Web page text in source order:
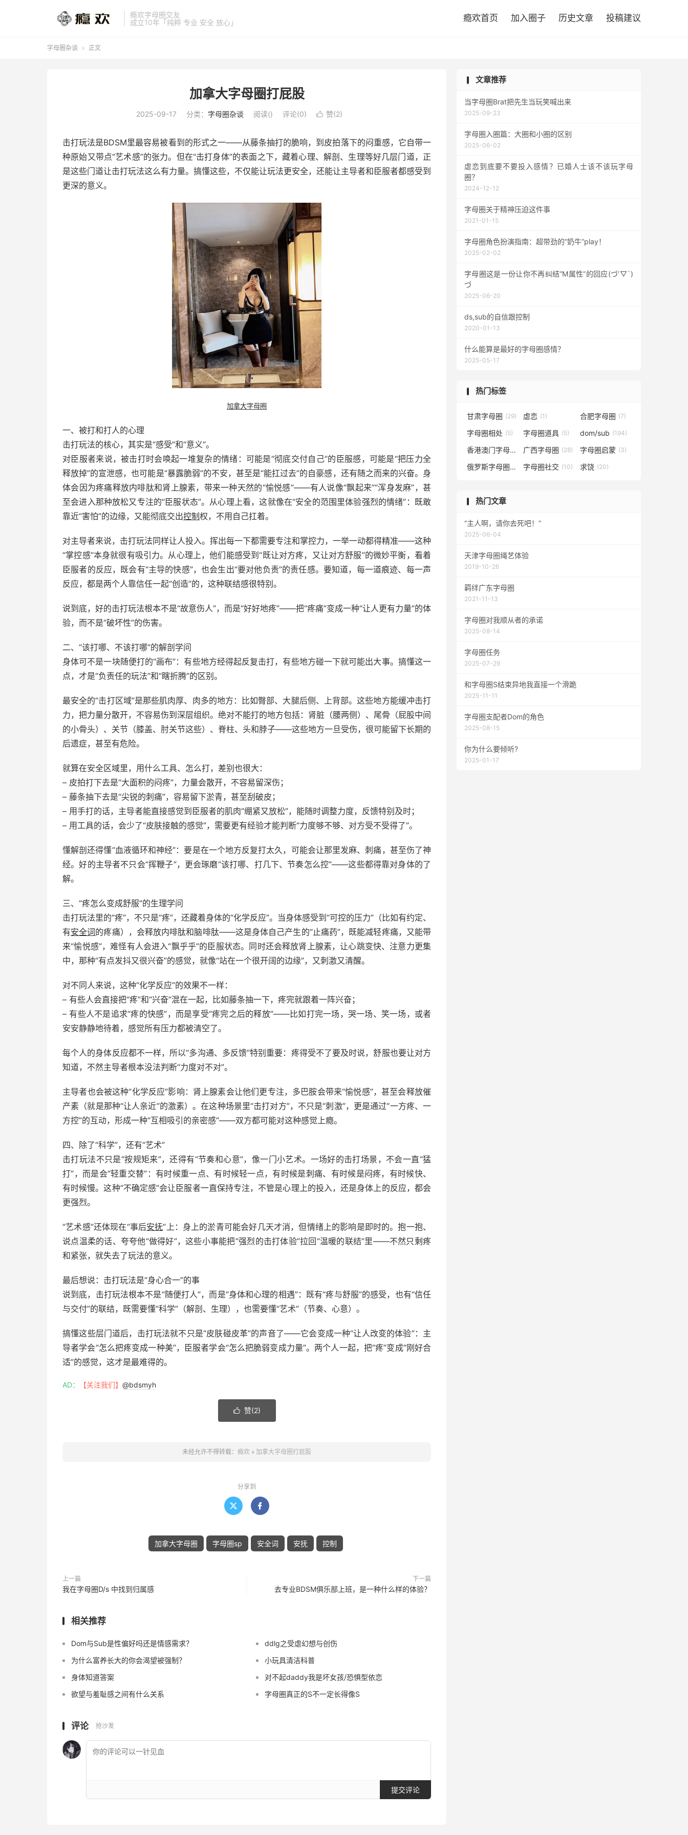
瘾欢字母圈交友
成立10年「纯粹 专业 安全 放心」
瘾欢首页 加入圈子 历史文章 投稿建议
字母圈杂谈  正文
加拿大字母圈打屁股
2025-09-17 分类： 字母圈杂谈 阅读() 评论(0)  赞(2)
击打玩法是BDSM里最容易被看到的形式之一——从藤条抽打的脆响，到皮拍落下的闷重感，它自带一
种原始又带点“艺术感”的张力。但在“击打身体”的表面之下，藏着心理、解剖、生理等好几层门道，正
是这些门道让击打玩法这么有力量。搞懂这些，不仅能让玩法更安全，还能让主导者和臣服者都感受到
更深的意义。
加拿大字母圈
一、被打和打人的心理
击打玩法的核心，其实是“感受”和“意义”。
对臣服者来说，被击打时会唤起一堆复杂的情绪：可能是“彻底交付自己”的臣服感，可能是“把压力全
释放掉”的宣泄感，也可能是“暴露脆弱”的不安，甚至是“能扛过去”的自豪感，还有随之而来的兴奋。身
体会因为疼痛释放内啡肽和肾上腺素，带来一种天然的“愉悦感”——有人说像“飘起来”“浑身发麻”，甚
至会进入那种放松又专注的“臣服状态”。从心理上看，这就像在“安全的范围里体验强烈的情绪”：既敢
靠近“害怕”的边缘，又能彻底交出控制权，不用自己扛着。
对主导者来说，击打玩法同样让人投入。挥出每一下都需要专注和掌控力，一举一动都得精准——这种
“掌控感”本身就很有吸引力。从心理上，他们能感受到“既让对方疼，又让对方舒服”的微妙平衡，看着
臣服者的反应，既会有“主导的快感”，也会生出“要对他负责”的责任感。要知道，每一道痕迹、每一声
反应，都是两个人靠信任一起“创造”的，这种联结感很特别。
说到底，好的击打玩法根本不是“故意伤人”，而是“好好地疼”——把“疼痛”变成一种“让人更有力量”的体
验，而不是“破坏性”的伤害。
二、“该打哪、不该打哪”的解剖学问
身体可不是一块随便打的“画布”：有些地方经得起反复击打，有些地方碰一下就可能出大事。搞懂这一
点，才是“负责任的玩法”和“瞎折腾”的区别。
最安全的“击打区域”是那些肌肉厚、肉多的地方：比如臀部、大腿后侧、上背部。这些地方能缓冲击打
力，把力量分散开，不容易伤到深层组织。绝对不能打的地方包括：肾脏（腰两侧）、尾骨（屁股中间
的小骨头）、关节（膝盖、肘关节这些）、脊柱、头和脖子——这些地方一旦受伤，很可能留下长期的
后遗症，甚至有危险。
就算在安全区域里，用什么工具、怎么打，差别也很大：
– 皮拍打下去是“大面积的闷疼”，力量会散开，不容易留深伤；
– 藤条抽下去是“尖锐的刺痛”，容易留下淤青，甚至刮破皮；
– 用手打的话，主导者能直接感觉到臣服者的肌肉“绷紧又放松”，能随时调整力度，反馈特别及时；
– 用工具的话，会少了“皮肤接触的感觉”，需要更有经验才能判断“力度够不够、对方受不受得了”。
懂解剖还得懂“血液循环和神经”：要是在一个地方反复打太久，可能会让那里发麻、刺痛，甚至伤了神
经。好的主导者不只会“挥鞭子”，更会琢磨“该打哪、打几下、节奏怎么控”——这些都得靠对身体的了
解。
三、“疼怎么变成舒服”的生理学问
击打玩法里的“疼”，不只是“疼”，还藏着身体的“化学反应”。当身体感受到“可控的压力”（比如有约定、
有安全词的疼痛），会释放内啡肽和脑啡肽——这是身体自己产生的“止痛药”，既能减轻疼痛，又能带
来“愉悦感”，难怪有人会进入“飘乎乎”的臣服状态。同时还会释放肾上腺素，让心跳变快、注意力更集
中，那种“有点发抖又很兴奋”的感觉，就像“站在一个很开阔的边缘”，又刺激又清醒。
对不同人来说，这种“化学反应”的效果不一样：
– 有些人会直接把“疼”和“兴奋”混在一起，比如藤条抽一下，疼完就跟着一阵兴奋；
– 有些人不是追求“疼的快感”，而是享受“疼完之后的释放”——比如打完一场，哭一场、笑一场，或者
安安静静地待着，感觉所有压力都被清空了。
每个人的身体反应都不一样，所以“多沟通、多反馈”特别重要：疼得受不了要及时说，舒服也要让对方
知道，不然主导者根本没法判断“力度对不对”。
主导者也会被这种“化学反应”影响：肾上腺素会让他们更专注，多巴胺会带来“愉悦感”，甚至会释放催
产素（就是那种“让人亲近”的激素）。在这种场景里“击打对方”，不只是“刺激”，更是通过“一方疼、一
方控”的互动，形成一种“互相吸引的亲密感”——双方都可能对这种感觉上瘾。
四、除了“科学”，还有“艺术”
击打玩法不只是“按规矩来”，还得有“节奏和心意”，像一门小艺术。一场好的击打场景，不会一直“猛
打”，而是会“轻重交替”：有时候重一点、有时候轻一点，有时候是刺痛、有时候是闷疼，有时候快、
有时候慢。这种“不确定感”会让臣服者一直保持专注，不管是心理上的投入，还是身体上的反应，都会
更强烈。
“艺术感”还体现在“事后安抚”上：身上的淤青可能会好几天才消，但情绪上的影响是即时的。抱一抱、
说点温柔的话、夸夸他“做得好”，这些小事能把“强烈的击打体验”拉回“温暖的联结”里——不然只剩疼
和紧张，就失去了玩法的意义。
最后想说：击打玩法是“身心合一”的事
说到底，击打玩法根本不是“随便打人”，而是“身体和心理的相遇”：既有“疼与舒服”的感受，也有“信任
与交付”的联结，既需要懂“科学”（解剖、生理），也需要懂“艺术”（节奏、心意）。
搞懂这些层门道后，击打玩法就不只是“皮肤碰皮革”的声音了——它会变成一种“让人改变的体验”：主
导者学会“怎么把疼变成一种美”，臣服者学会“怎么把脆弱变成力量”。两个人一起，把“疼”变成“刚好合
适”的感觉，这才是最难得的。
AD： 【关注我们】 @bdsmyh
 赞(2)
未经允许不得转载： 瘾欢 » 加拿大字母圈打屁股
分享到
 
加拿大字母圈 字母圈sp 安全词 安抚 控制
上一篇
我在字母圈D/s 中找到归属感
下一篇
去专业BDSM俱乐部上班，是一种什么样的体验？
相关推荐
Dom与Sub是性偏好吗还是情感需求？
ddlg之受虐幻想与创伤
为什么富养长大的你会渴望被强制？
小玩具清洁科普
身体知道答案
对不起daddy我是坏女孩/恐惧型依恋
欲望与羞耻感之间有什么关系
字母圈真正的S不一定长得像S
评论 抢沙发
提交评论
文章推荐
当字母圈Brat把先生当玩笑喊出来
2025-09-23
字母圈入圈篇：大圈和小圈的区别
2025-06-02
虐恋到底要不要投入感情？已婚人士该不该玩字母
圈？
2024-12-12
字母圈关于精神压迫这件事
2021-01-15
字母圈角色扮演指南：超带劲的“奶牛”play！
2025-02-02
字母圈这是一份让你不再纠结“M属性”的回应(づ′▽`)
づ
2025-06-20
ds,sub的自信跟控制
2020-01-13
什么能算是最好的字母圈感情？
2025-05-17
热门标签
甘肃字母圈 (29) 虐恋 (1) 合肥字母圈 (7)
字母圈相处 (5) 字母圈道具 (5) dom/sub (194)
香港澳门字母圈 (5)
广西字母圈 (28) 字母圈启蒙 (3)
俄罗斯字母圈(4) 字母圈社交 (10) 求饶 (20)
热门文章
“主人啊，请你去死吧！”
2025-06-04
天津字母圈绳艺体验
2019-10-26
羁绊广东字母圈
2021-11-13
字母圈对我顺从者的承诺
2025-08-14
字母圈任务
2025-07-29
和字母圈S结束异地我直接一个滑跪
2025-11-11
字母圈支配者Dom的角色
2025-08-15
你为什么要倾听?
2025-01-17